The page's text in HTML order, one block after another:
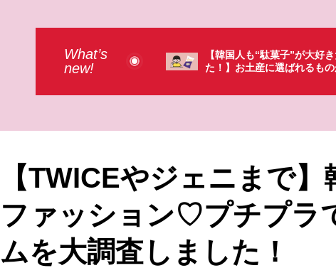
What’s
new!
も“駄菓子”が大好きだっ
土産に選ばれるものが意外過
【そんなものまで買っていく
本のドラストで韓国人が買
【TWICEやジェニまで
ファッション♡プチプラ
ムを大調査しました！